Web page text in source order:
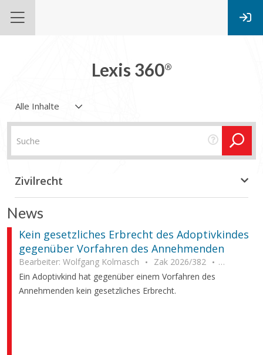
Lexis 360®
Alle Inhalte
Zivilrecht
News
Kein gesetzliches Erbrecht des Adoptivkindes
gegenüber Vorfahren des Annehmenden
Bearbeiter: Wolfgang Kolmasch
Zak 2026/382
20.07.2026
Ein Adoptivkind hat gegenüber einem Vorfahren des
Annehmenden kein gesetzliches Erbrecht.